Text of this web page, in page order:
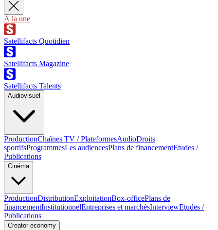
À la une
Satellifacts Quotidien
Satellifacts Magazine
Satellifacts Talents
Audiovisuel
ProductionChaînes TV / PlateformesAudioDroits
sportifsProgrammesLes audiencesPlans de financementEtudes /
Publications
Cinéma
ProductionDistributionExploitationBox-officePlans de
financementInstitutionnelEntreprises et marchésInterviewEtudes /
Publications
Creator economy